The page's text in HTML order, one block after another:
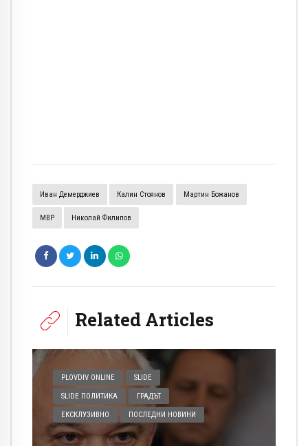
Иван Демерджиев Калин Стоянов Мартин Божанов
МВР Николай Филипов
Related Articles
PLOVDIV ONLINE SLIDE
SLIDE ПОЛИТИКА ГРАДЪТ
ЕКСКЛУЗИВНО ПОСЛЕДНИ НОВИНИ